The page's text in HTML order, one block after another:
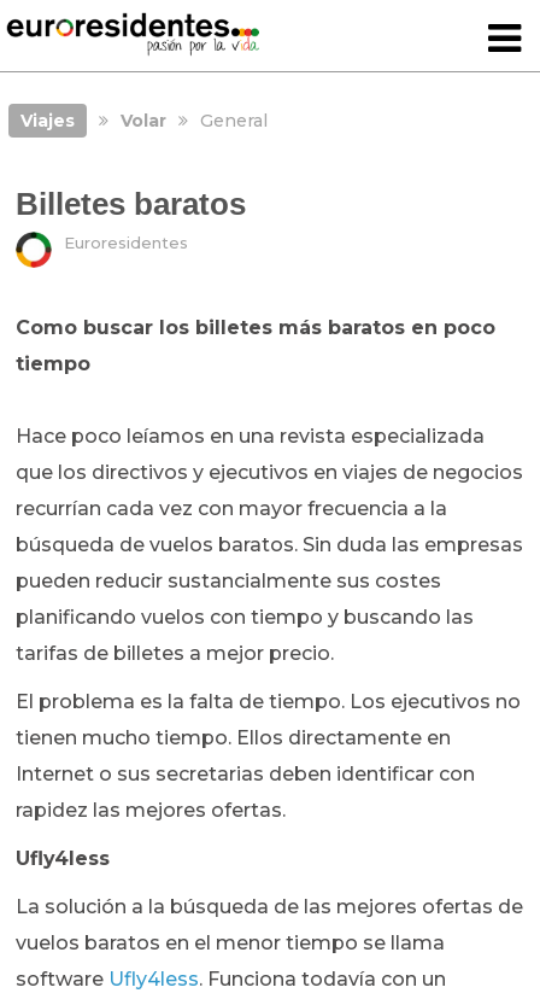
Viajes Volar General
Billetes baratos
Euroresidentes
Como buscar los billetes más baratos en poco
tiempo
Hace poco leíamos en una revista especializada
que los directivos y ejecutivos en viajes de negocios
recurrían cada vez con mayor frecuencia a la
búsqueda de vuelos baratos. Sin duda las empresas
pueden reducir sustancialmente sus costes
planificando vuelos con tiempo y buscando las
tarifas de billetes a mejor precio.
El problema es la falta de tiempo. Los ejecutivos no
tienen mucho tiempo. Ellos directamente en
Internet o sus secretarias deben identificar con
rapidez las mejores ofertas.
Ufly4less
La solución a la búsqueda de las mejores ofertas de
vuelos baratos en el menor tiempo se llama
software Ufly4less. Funciona todavía con un